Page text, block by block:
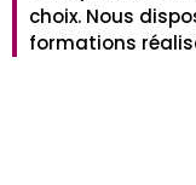
choix. Nous
formations